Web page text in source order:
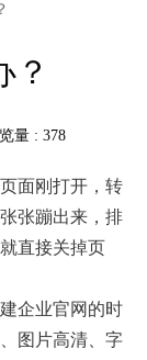
？
量 : 378
面刚打开，转
张蹦出来，排
直接关掉页
企业官网的时
图片高清、字